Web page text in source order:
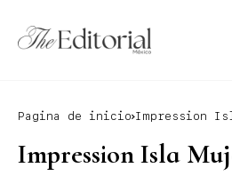
Pagina de inicio Impression
Impression Isla